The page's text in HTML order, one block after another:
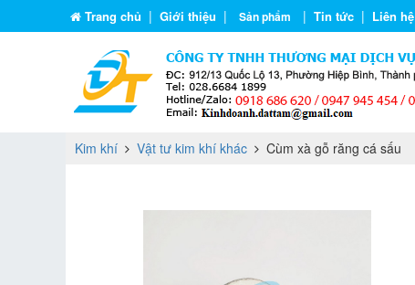
Trang chủ | Giới thiệu | Sản phẩm | Tin tức | Liên hệ
Kim khí Vật tư kim khí khác Cùm xà gỗ răng cá sấu